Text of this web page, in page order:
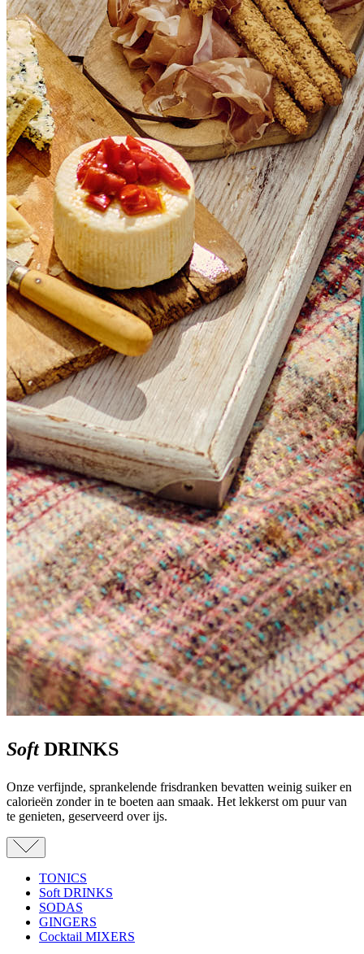
SoftDRINKS
Onze verfijnde, sprankelende frisdranken bevatten weinig suiker en
calorieën zonder in te boeten aan smaak. Het lekkerst om puur van
te genieten, geserveerd over ijs.
TONICS
Soft DRINKS
SODAS
GINGERS
Cocktail MIXERS